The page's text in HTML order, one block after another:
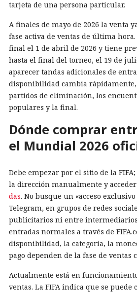
tarjeta de una persona particular.
A finales de mayo de 2026 la venta
fase activa de ventas de última hora.
final el 1 de abril de 2026 y tiene
hasta el final del torneo, el 19 de
aparecer tandas adicionales de
disponibilidad cambia rápidamente,
partidos de eliminación, los
populares y la final.
Dónde comprar
el Mundial 2026
Debe empezar por el sitio de la
la dirección manualmente y
das. No busque un «acceso
Telegram, en grupos de redes
publicitarios ni entre
entradas normales a través de
disponibilidad, la categoría, la
pago dependen de la fase de ventas
Actualmente está en
ventas. La FIFA indica que se